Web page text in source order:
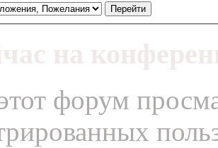
форум